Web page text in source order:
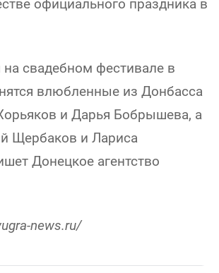
официального праздника в
свадебном фестивале в
влюбленные из Донбасса
и Дарья Бобрышева, а
Щербаков и Лариса
Донецкое агентство
news.ru/